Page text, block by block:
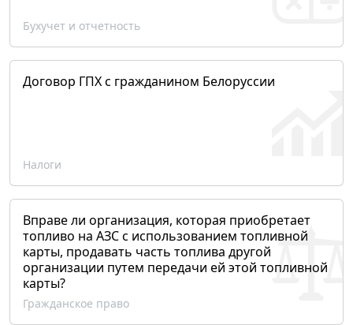
Бухучет и отчетность
Договор ГПХ с гражданином Белоруссии
Налоги
Вправе ли организация, которая приобретает
топливо на АЗС с использованием топливной
карты, продавать часть топлива другой
организации путем передачи ей этой топливной
карты?
Гражданское право